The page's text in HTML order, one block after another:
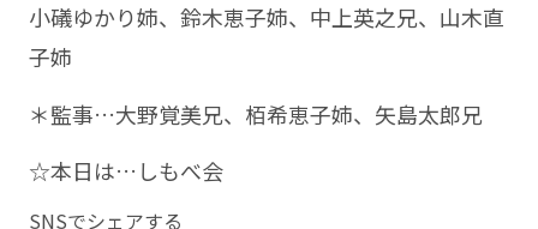
小礒ゆかり姉、鈴木恵子姉、中上英之兄、山木直
子姉
＊監事…大野覚美兄、栢希恵子姉、矢島太郎兄
☆本日は…しもべ会
SNSでシェアする